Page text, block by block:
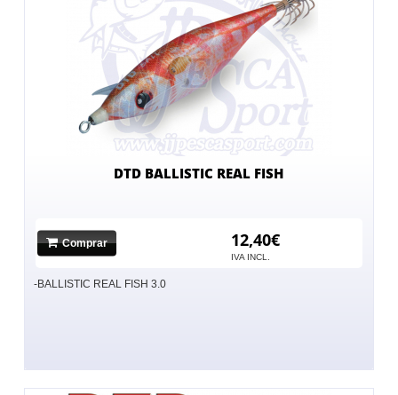
DTD BALLISTIC REAL FISH
Comprar 12,40€
IVA INCL.
-BALLISTIC REAL FISH 3.0